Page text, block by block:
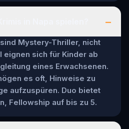
–
Mystery-Thriller, nicht
eignen sich für Kinder ab
eines Erwachsenen.
es oft, Hinweise zu
aufzuspüren. Duo bietet
Fellowship auf bis zu 5.